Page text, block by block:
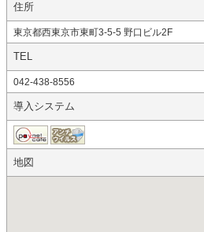
住所
東京都西東京市東町3-5-5 野口ビル2F
TEL
042-438-8556
導入システム
地図